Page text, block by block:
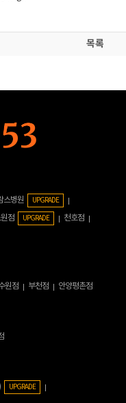
목록
스병원 UPGRADE
점 UPGRADE
천호점
원점 부천점 안양평촌점
UPGRADE